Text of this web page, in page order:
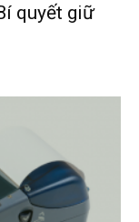
quyết giữ